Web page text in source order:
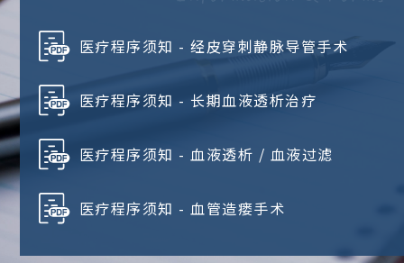
医疗程序须知 - 经皮穿刺静脉导管手术
医疗程序须知 - 长期血液透析治疗
医疗程序须知 - 血液透析 / 血液过滤
医疗程序须知 - 血管造瘘手术